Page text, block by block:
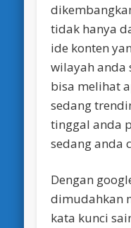
tidak hanya
ide konten
wilayah anda
bisa melihat
sedang
tinggal anda
sedang anda
Dengan
dimudahkan
kata kunci